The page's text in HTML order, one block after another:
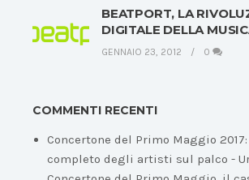
BEATPORT, LA
DIGITALE DELLA
GENNAIO 23, 2012 0
COMMENTI RECENTI
Concertone del Primo Maggio
completo degli artisti sul palco -